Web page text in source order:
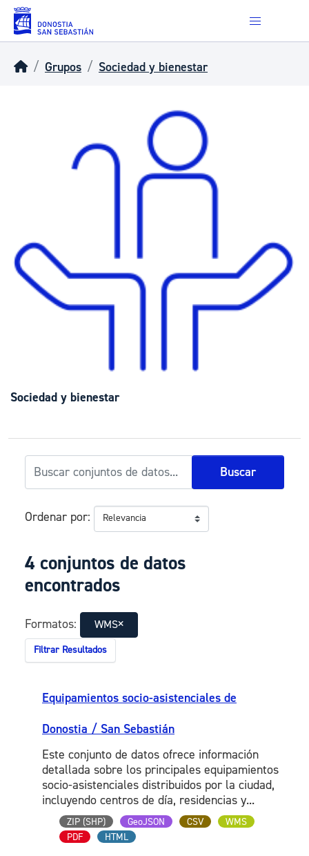
Skip to main content
Grupos Sociedad y bienestar
Sociedad y bienestar
Buscar
Ordenar por
4 conjuntos de datos
encontrados
Formatos: WMS
Filtrar Resultados
Equipamientos socio-asistenciales de
Donostia / San Sebastián
Este conjunto de datos ofrece información
detallada sobre los principales equipamientos
socio-asistenciales distribuidos por la ciudad,
incluyendo centros de día, residencias y...
ZIP (SHP) GeoJSON CSV
WMS
PDF
HTML